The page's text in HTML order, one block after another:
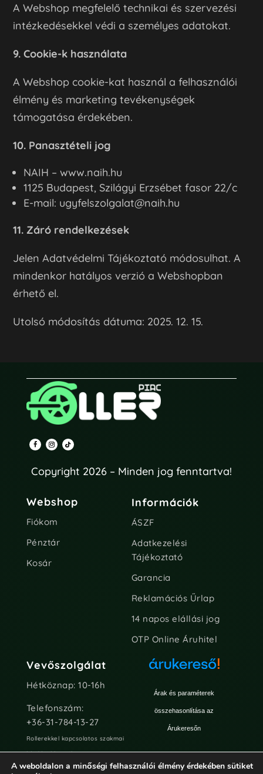
A Webshop megfelelő technikai és szervezési
intézkedésekkel védi a személyes adatokat.
9. Cookie-k használata
A Webshop cookie-kat használ a felhasználói
élmény és marketing tevékenységek
támogatása érdekében.
10. Panasztételi jog
NAIH –www.naih.hu
1125 Budapest, Szilágyi Erzsébet fasor 22/c
E-mail: ugyfelszolgalat@naih.hu
11. Záró rendelkezések
Jelen Adatvédelmi Tájékoztató módosulhat. A
mindenkor hatályos verzió a Webshopban
érhető el.
Utolsó módosítás dátuma: 2025. 12. 15.
Copyright 2026 – Minden jog fenntartva!
Webshop
Fiókom
Pénztár
Kosár
Információk
ÁSZF
Adatkezelési
Tájékoztató
Garancia
Reklamációs Űrlap
14 napos elállási jog
OTP Online Áruhitel
Vevőszolgálat
Hétköznap: 10-16h
Telefonszám:
+36-31-784-13-27
Rollerekkel kapcsolatos szakmai
kérdésekben Chaten vagy e-
mailen keresztül keressetek
Árak és paraméterek
összehasonlítása az
Árukeresőn
A weboldalon a minőségi felhasználói élmény érdekében sütiket